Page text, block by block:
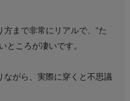
まで非常にリアルで、“た
ところが凄いです。
ながら、実際に穿くと不思議